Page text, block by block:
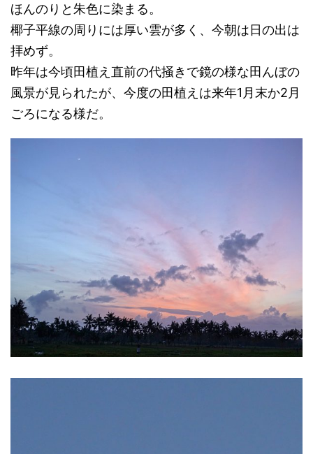
ほんのりと朱色に染まる。
椰子平線の周りには厚い雲が多く、今朝は日の出は
拝めず。
昨年は今頃田植え直前の代掻きで鏡の様な田んぼの
風景が見られたが、今度の田植えは来年1月末か2月
ごろになる様だ。